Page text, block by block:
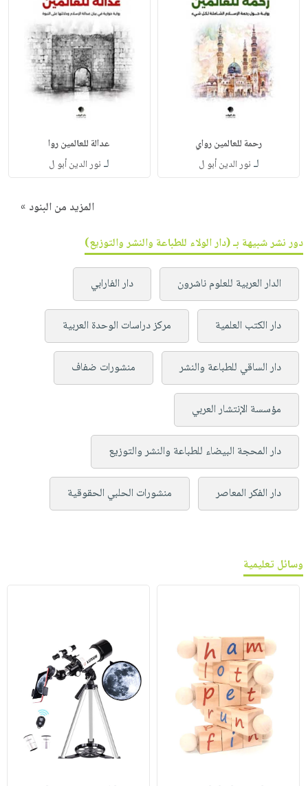
رحمة للعالمين رواي
لـ نور الدين أبو ل
عدالة للعالمين روا
لـ نور الدين أبو ل
المزيد من البنود »
دور نشر شبيهة بـ (دار الولاء للطباعة والنشر والتوزيع)
الدار العربية للعلوم ناشرون دار الفارابي
دار الكتب العلمية مركز دراسات الوحدة العربية
دار الساقي للطباعة والنشر منشورات ضفاف
مؤسسة الإنتشار العربي
دار المحجة البيضاء للطباعة والنشر والتوزيع
دار الفكر المعاصر منشورات الحلبي الحقوقية
وسائل تعليمية